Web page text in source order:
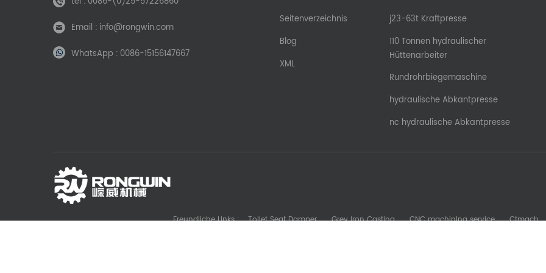
Email : info@rongwin.com
WhatsApp : 0086-15156147667
Seitenverzeichnis
Blog
XML
j23-63t Kraftpresse
110 Tonnen hydraulischer
Hüttenarbeiter
Rundrohrbiegemaschine
hydraulische Abkantpresse
nc hydraulische Abkantpresse
Freundliche Links : Toilet Seat Damper Grey Iron Casting CNC machining service Ctmach